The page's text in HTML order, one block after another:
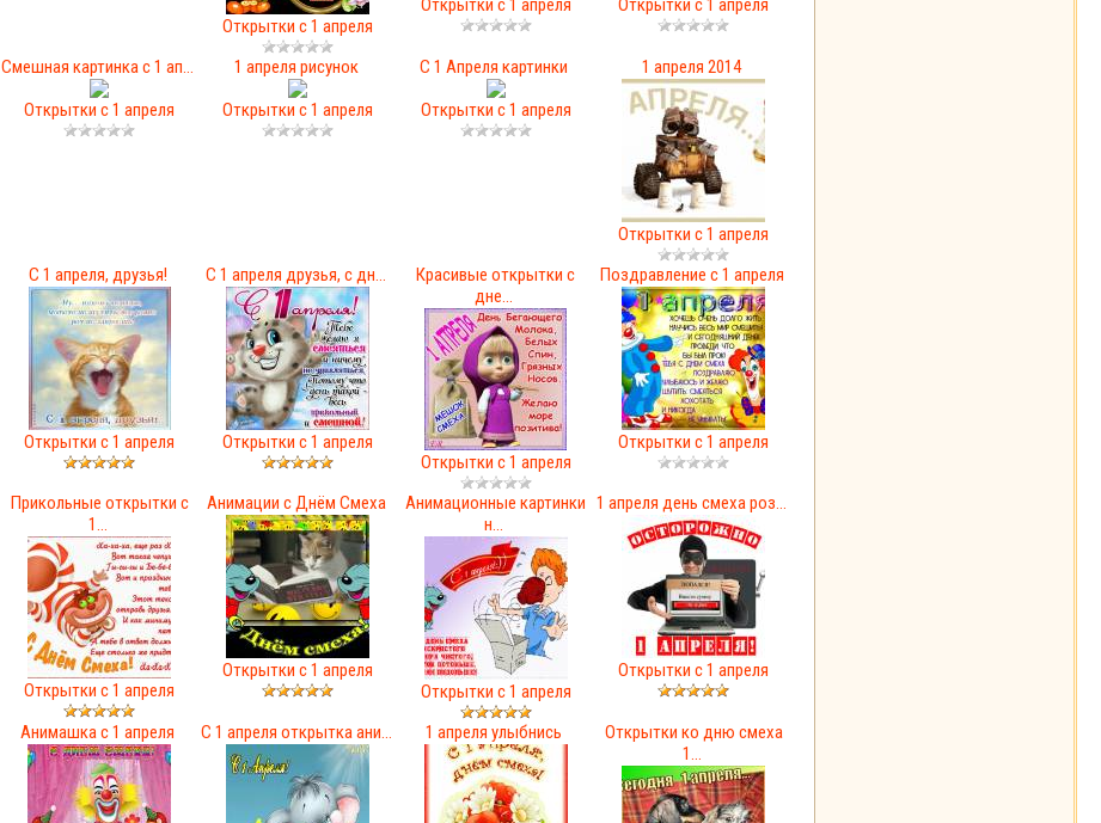
Открытки с 1 апреля
Открытки с 1 апреля Открытки с 1 апреля
Смешная картинка с 1 ап...
Открытки с 1 апреля
1 апреля рисунок
Открытки с 1 апреля
С 1 Апреля картинки
Открытки с 1 апреля
1 апреля 2014
Открытки с 1 апреля
С 1 апреля, друзья!
Открытки с 1 апреля
С 1 апреля друзья, с дн...
Открытки с 1 апреля
Красивые открытки с
дне...
Открытки с 1 апреля
Поздравление с 1 апреля
Открытки с 1 апреля
Прикольные открытки с
1...
Открытки с 1 апреля
Анимации с Днём Смеха
Открытки с 1 апреля
Анимационные картинки
н...
Открытки с 1 апреля
1 апреля день смеха роз...
Открытки с 1 апреля
Анимашка с 1 апреля С 1 апреля открытка ани... 1 апреля улыбнись
Открытки ко дню смеха
1...